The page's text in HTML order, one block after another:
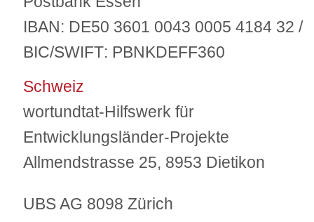
IBAN: DE50 3601 0043 0005 4184 32 /
BIC/SWIFT: PBNKDEFF360
Schweiz
wortundtat-Hilfswerk für
Entwicklungsländer-Projekte
Allmendstrasse 25, 8953 Dietikon
UBS AG 8098 Zürich